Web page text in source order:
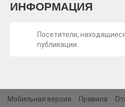
ИНФОРМАЦИЯ
Посетители,
публикации.
Мобильная версия Правила